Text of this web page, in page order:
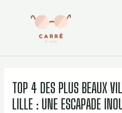
TOP 4 DES PLUS BEAUX
LILLE : UNE ESCAPADE